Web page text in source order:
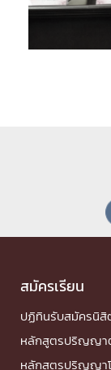
สมัครเรียน
ปฏิทินรับสมัครนิสิ
หลักสูตรปริญญา
หลักสูตรปริญญา